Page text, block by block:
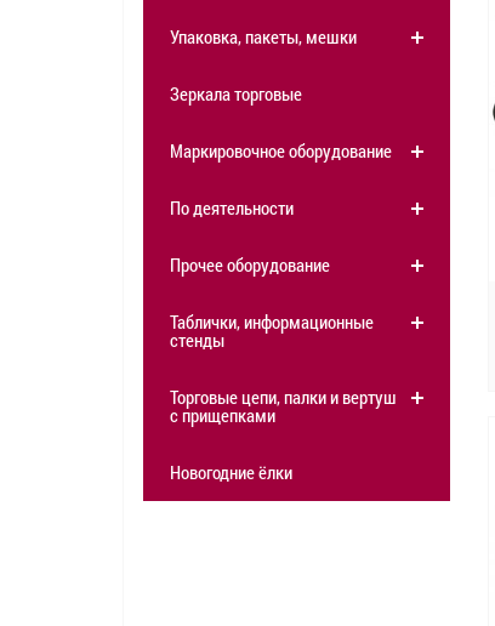
Упаковка, пакеты, мешки
Зеркала торговые
Маркировочное оборудование
По деятельности
Прочее оборудование
Таблички, информационные
стенды
Торговые цепи, палки и вертушки
с прищепками
Новогодние ёлки